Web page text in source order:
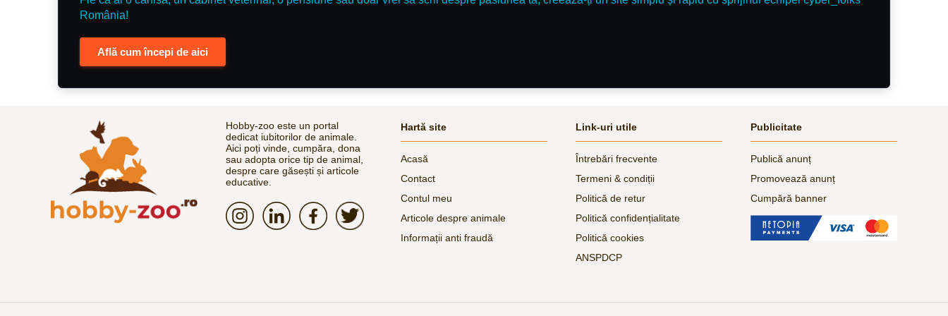
România!
Află cum începi de aici
Hobby-zoo este un portal
dedicat iubitorilor de animale.
Aici poți vinde, cumpăra, dona
sau adopta orice tip de animal,
despre care găsești și articole
educative.
Hartă site
Acasă
Contact
Contul meu
Articole despre animale
Informații anti fraudă
Link-uri utile
Întrebări frecvente
Termeni & condiții
Politică de retur
Politică confidențialitate
Politică cookies
ANSPDCP
Publicitate
Publică anunț
Promovează anunț
Cumpără banner